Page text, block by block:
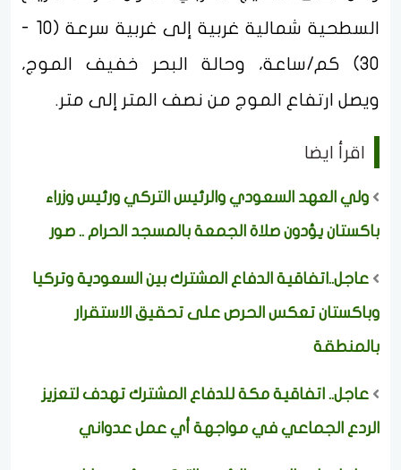
السطحية شمالية غربية إلى غربية سرعة (10 -
30) كم/ساعة، وحالة البحر خفيف الموج،
ويصل ارتفاع الموج من نصف المتر إلى متر.
اقرأ ايضا
ولي العهد السعودي والرئيس التركي ورئيس وزراء
باكستان يؤدون صلاة الجمعة بالمسجد الحرام .. صور
عاجل..اتفاقية الدفاع المشترك بين السعودية وتركيا
وباكستان تعكس الحرص على تحقيق الاستقرار
بالمنطقة
عاجل.. اتفاقية مكة للدفاع المشترك تهدف لتعزيز
الردع الجماعي في مواجهة أي عمل عدواني